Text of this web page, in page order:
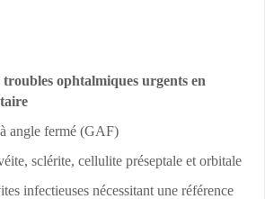
ophtalmiques urgents en
angle fermé (GAF)
sclérite, cellulite préseptale et orbitale
infectieuses nécessitant une référence